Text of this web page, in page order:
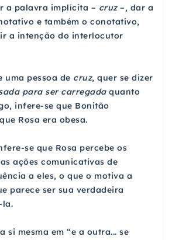
a palavra implícita – cruz–, dar a
e também o conotativo,
a intenção do interlocutor
uma pessoa de cruz, quer se dizer
para ser carregada quanto
infere-se que Bonitão
Rosa era obesa.
se que Rosa percebe os
ações comunicativas de
a eles, o que o motiva a
parece ser sua verdadeira
la.
si mesma em “e a outra... se